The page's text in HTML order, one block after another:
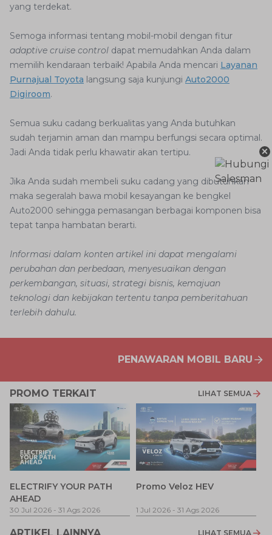
yang terdekat.
Semoga informasi tentang mobil-mobil dengan fitur
adaptive cruise control dapat memudahkan Anda dalam
memilih kendaraan terbaik! Apabila Anda mencari Layanan
Purnajual Toyota langsung saja kunjungi Auto2000
Digiroom.
Semua suku cadang berkualitas yang Anda butuhkan
sudah terjamin aman dan mampu berfungsi secara optimal.
Jadi Anda tidak perlu khawatir akan tertipu.
Jika Anda sudah membeli suku cadang yang dibutuhkan
maka segeralah bawa mobil kesayangan ke bengkel
Auto2000 sehingga pemasangan berbagai komponen bisa
tepat tanpa hambatan berarti.
Informasi dalam konten artikel ini dapat mengalami
perubahan dan perbedaan, menyesuaikan dengan
perkembangan, situasi, strategi bisnis, kemajuan
teknologi dan kebijakan tertentu tanpa pemberitahuan
terlebih dahulu.
PENAWARAN MOBIL BARU
PROMO TERKAIT LIHAT SEMUA
ELECTRIFY YOUR PATH
AHEAD
30 Jul 2026 - 31 Ags 2026
Promo Veloz HEV
1 Jul 2026 - 31 Ags 2026
LIHAT SEMUA
×